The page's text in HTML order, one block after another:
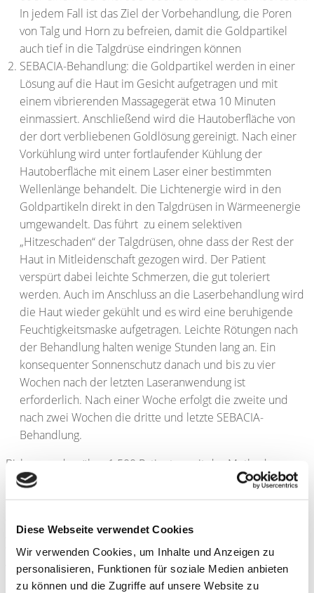
Diese Webseite verwendet Cookies
Wir verwenden Cookies, um Inhalte und Anzeigen zu
personalisieren, Funktionen für soziale Medien anbieten
zu können und die Zugriffe auf unsere Website zu
In jedem Fall ist das Ziel der Vorbehandlung, die Poren
von Talg und Horn zu befreien, damit die Goldpartikel
auch tief in die Talgdrüse eindringen können
SEBACIA-Behandlung: die Goldpartikel werden in einer
Lösung auf die Haut im Gesicht aufgetragen und mit
einem vibrierenden Massagegerät etwa 10 Minuten
einmassiert. Anschließend wird die Hautoberfläche von
der dort verbliebenen Goldlösung gereinigt. Nach einer
Vorkühlung wird unter fortlaufender Kühlung der
Hautoberfläche mit einem Laser einer bestimmten
Wellenlänge behandelt. Die Lichtenergie wird in den
Goldpartikeln direkt in den Talgdrüsen in Wärmeenergie
umgewandelt. Das führt zu einem selektiven
„Hitzeschaden“ der Talgdrüsen, ohne dass der Rest der
Haut in Mitleidenschaft gezogen wird. Der Patient
verspürt dabei leichte Schmerzen, die gut toleriert
werden. Auch im Anschluss an die Laserbehandlung wird
die Haut wieder gekühlt und es wird eine beruhigende
Feuchtigkeitsmaske aufgetragen. Leichte Rötungen nach
der Behandlung halten wenige Stunden lang an. Ein
konsequenter Sonnenschutz danach und bis zu vier
Wochen nach der letzten Laseranwendung ist
erforderlich. Nach einer Woche erfolgt die zweite und
nach zwei Wochen die dritte und letzte SEBACIA-
Behandlung.
Bisher wurden über 1.500 Patienten mit der Methode
behandelt, dabei sind keine schweren Nebenwirkungen
bekannt geworden. Eine deutliche Verringerung der
Aber auch nach 6 und 12 Monaten waren weitere
Verbesserungen des Hautbildes zu verzeichnen. Der große
Vorteil liegt darin, dass mit nur drei Behandlungen eine
deutliche Verbesserung von Akneläsionen zu erreichen ist,